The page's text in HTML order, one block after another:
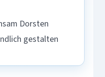
Dorsten
gestalten